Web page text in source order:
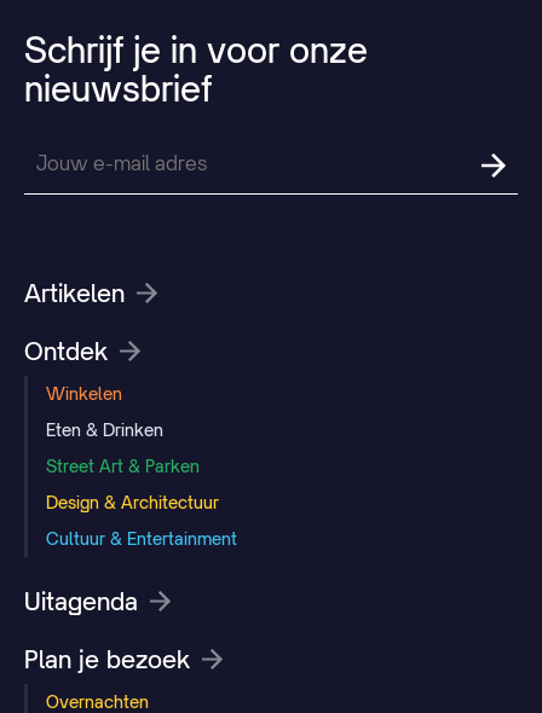
Schrijf je in voor onze
nieuwsbrief
Artikelen
Ontdek
Winkelen
Eten & Drinken
Street Art & Parken
Design & Architectuur
Cultuur & Entertainment
Uitagenda
Plan je bezoek
Overnachten